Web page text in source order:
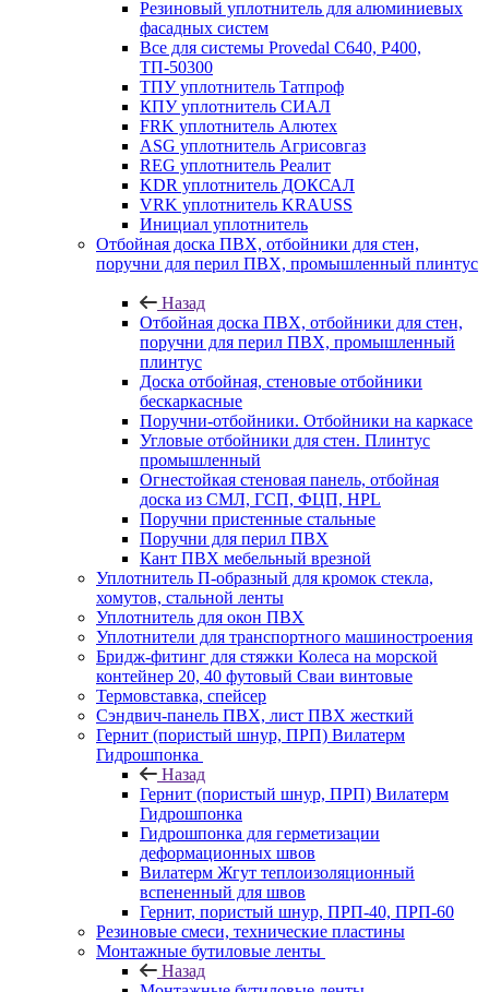
Резиновый уплотнитель для алюминиевых
фасадных систем
Все для системы Provedal С640, Р400,
ТП-50300
ТПУ уплотнитель Татпроф
КПУ уплотнитель СИАЛ
FRK уплотнитель Алютех
ASG уплотнитель Агрисовгаз
REG уплотнитель Реалит
KDR уплотнитель ДОКСАЛ
VRK уплотнитель KRAUSS
Инициал уплотнитель
Отбойная доска ПВХ, отбойники для стен,
поручни для перил ПВХ, промышленный плинтус
Назад
Отбойная доска ПВХ, отбойники для стен,
поручни для перил ПВХ, промышленный
плинтус
Доска отбойная, стеновые отбойники
бескаркасные
Поручни-отбойники. Отбойники на каркасе
Угловые отбойники для стен. Плинтус
промышленный
Огнестойкая стеновая панель, отбойная
доска из СМЛ, ГСП, ФЦП, HPL
Поручни пристенные стальные
Поручни для перил ПВХ
Кант ПВХ мебельный врезной
Уплотнитель П-образный для кромок стекла,
хомутов, стальной ленты
Уплотнитель для окон ПВХ
Уплотнители для транспортного машиностроения
Бридж-фитинг для стяжки Колеса на морской
контейнер 20, 40 футовый Сваи винтовые
Термовставка, спейсер
Сэндвич-панель ПВХ, лист ПВХ жесткий
Гернит (пористый шнур, ПРП) Вилатерм
Гидрошпонка
Назад
Гернит (пористый шнур, ПРП) Вилатерм
Гидрошпонка
Гидрошпонка для герметизации
деформационных швов
Вилатерм Жгут теплоизоляционный
вспененный для швов
Гернит, пористый шнур, ПРП-40, ПРП-60
Резиновые смеси, технические пластины
Монтажные бутиловые ленты
Назад